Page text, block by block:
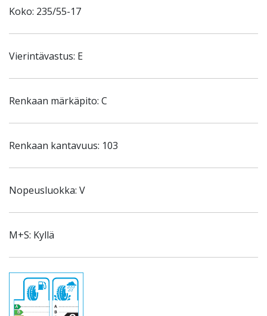
Koko: 235/55-17
Vierintävastus: E
Renkaan märkäpito: C
Renkaan kantavuus: 103
Nopeusluokka: V
M+S: Kyllä